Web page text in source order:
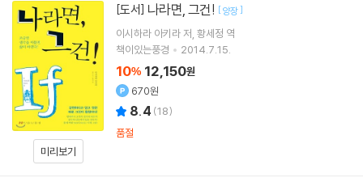
미리보기
[도서] 나라면, 그건! [양장]
이시하라 아키라저 황세정 역
책이있는풍경
2014.7.15.
10% 12,150원
670원
8.4 (18)
품절